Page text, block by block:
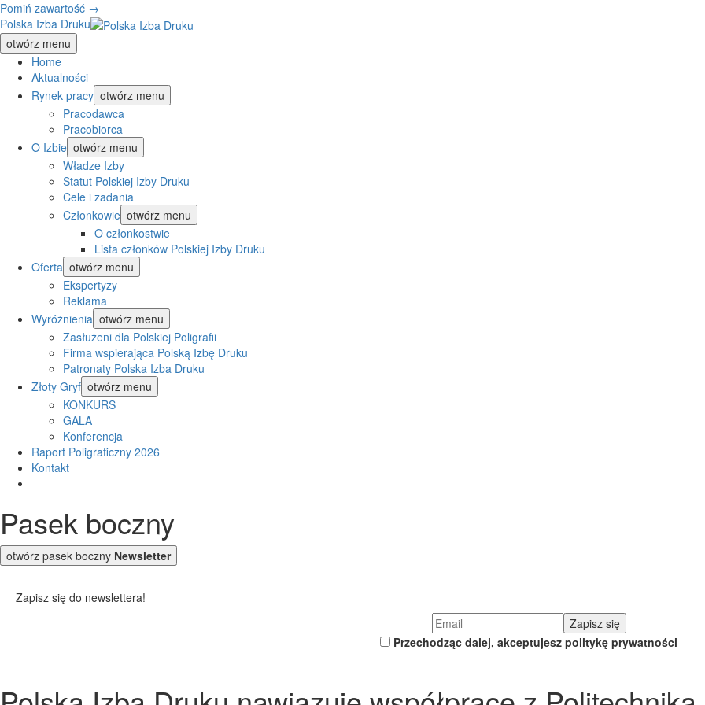
Pomiń zawartość →
Polska Izba Druku
otwórz menu
Home
Aktualności
Rynek pracy otwórz menu
Pracodawca
Pracobiorca
O Izbie otwórz menu
Władze Izby
Statut Polskiej Izby Druku
Cele i zadania
Członkowie otwórz menu
O członkostwie
Lista członków Polskiej Izby Druku
Oferta otwórz menu
Ekspertyzy
Reklama
Wyróżnienia otwórz menu
Zasłużeni dla Polskiej Poligrafii
Firma wspierająca Polską Izbę Druku
Patronaty Polska Izba Druku
Złoty Gryf otwórz menu
KONKURS
GALA
Konferencja
Raport Poligraficzny 2026
Kontakt
Pasek boczny
otwórz pasek boczny Newsletter
Zapisz się do newslettera!
Przechodząc dalej, akceptujesz politykę prywatności